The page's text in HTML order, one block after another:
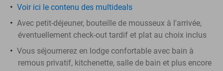
Voir ici le contenu des multideals
Avec petit-déjeuner, bouteille de mousseux à l'arrivée,
éventuellement check-out tardif et plat au choix inclus
Vous séjournerez en lodge confortable avec bain à
remous privatif, kitchenette, salle de bain et plus encore